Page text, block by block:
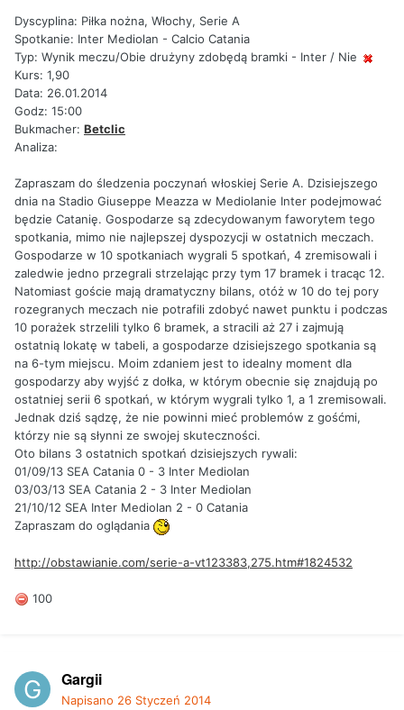
Dyscyplina: Piłka nożna, Włochy, Serie A
Spotkanie: Inter Mediolan - Calcio Catania
Typ: Wynik meczu/Obie drużyny zdobędą bramki - Inter / Nie
Kurs: 1,90
Data: 26.01.2014
Godz: 15:00
Bukmacher: Betclic
Analiza:
Zapraszam do śledzenia poczynań włoskiej Serie A. Dzisiejszego
dnia na Stadio Giuseppe Meazza w Mediolanie Inter podejmować
będzie Catanię. Gospodarze są zdecydowanym faworytem tego
spotkania, mimo nie najlepszej dyspozycji w ostatnich meczach.
Gospodarze w 10 spotkaniach wygrali 5 spotkań, 4 zremisowali i
zaledwie jedno przegrali strzelając przy tym 17 bramek i tracąc 12.
Natomiast goście mają dramatyczny bilans, otóż w 10 do tej pory
rozegranych meczach nie potrafili zdobyć nawet punktu i podczas
10 porażek strzelili tylko 6 bramek, a stracili aż 27 i zajmują
ostatnią lokatę w tabeli, a gospodarze dzisiejszego spotkania są
na 6-tym miejscu. Moim zdaniem jest to idealny moment dla
gospodarzy aby wyjść z dołka, w którym obecnie się znajdują po
ostatniej serii 6 spotkań, w którym wygrali tylko 1, a 1 zremisowali.
Jednak dziś sądzę, że nie powinni mieć problemów z gośćmi,
którzy nie są słynni ze swojej skuteczności.
Oto bilans 3 ostatnich spotkań dzisiejszych rywali:
01/09/13 SEA Catania 0 - 3 Inter Mediolan
03/03/13 SEA Catania 2 - 3 Inter Mediolan
21/10/12 SEA Inter Mediolan 2 - 0 Catania
Zapraszam do oglądania
http://obstawianie.com/serie-a-vt123383,275.htm#1824532
100
Gargii
Napisano 26 Styczeń 2014